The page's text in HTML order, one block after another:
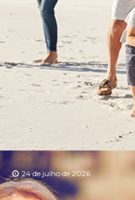
24 de julho de 2026